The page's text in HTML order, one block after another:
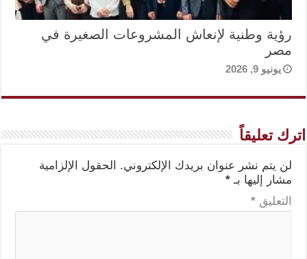
رؤية وطنية لإنعاش المشروعات الصغيرة في
مصر
يونيو 9, 2026
اترك تعليقاً
لن يتم نشر عنوان بريدك الإلكتروني.
الحقول الإلزامية
مشار إليها بـ *
التعليق *